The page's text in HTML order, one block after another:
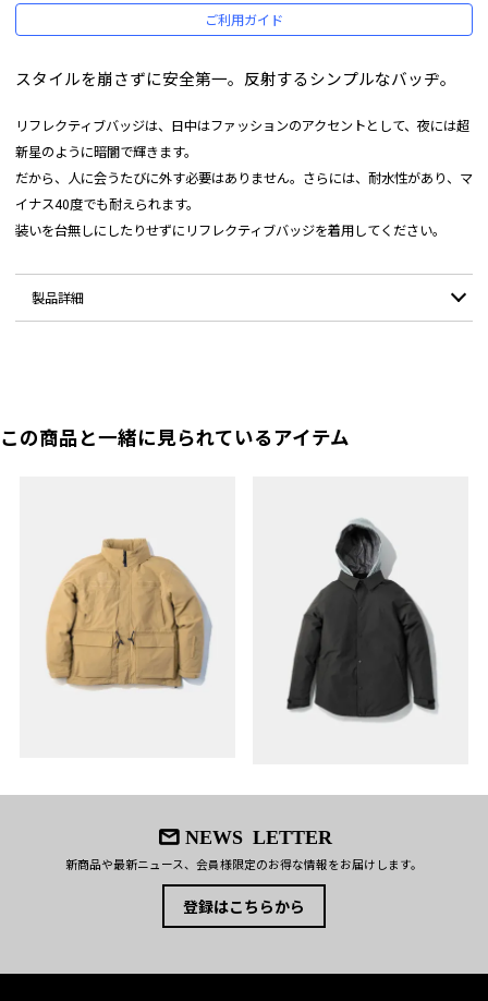
ご利用ガイド
スタイルを崩さずに安全第一。反射するシンプルなバッヂ。
リフレクティブバッジは、日中はファッションのアクセントとして、夜には超
新星のように暗闇で輝きます。
だから、人に会うたびに外す必要はありません。さらには、耐水性があり、マ
イナス40度でも耐えられます。
装いを台無しにしたりせずにリフレクティブバッジを着用してください。
製品詳細
原産国： リトアニア
この商品と一緒に見られているアイテム
NEWS LETTER
新商品や最新ニュース、会員様限定のお得な情報をお届けします。
登録はこちらから